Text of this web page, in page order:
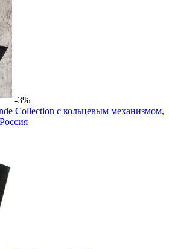
-3%
Collection с кольцевым механизмом,